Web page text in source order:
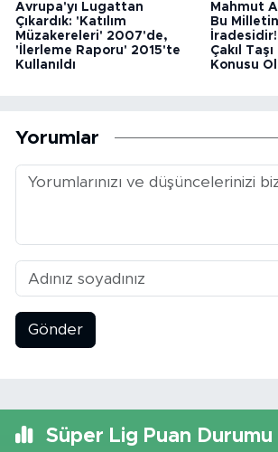
Avrupa'yı Lugattan
Çıkardık: 'Katılım
Müzakereleri' 2007'de,
'İlerleme Raporu' 2015'te
Kullanıldı
Mahmut
Bu Milletin
Çakıl
Konusu
Yorumlar
Gönder
Süper Lig Puan Durumu